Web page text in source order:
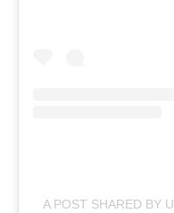
A POST SHARED BY